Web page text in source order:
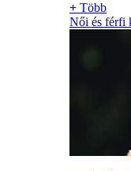
+ Több
Női és férfi